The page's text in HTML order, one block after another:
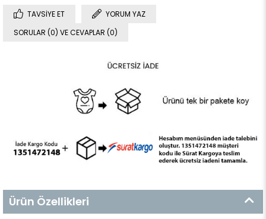
TAVSIYE ET
YORUM YAZ
SORULAR (0) VE CEVAPLAR (0)
Ürün Özellikleri